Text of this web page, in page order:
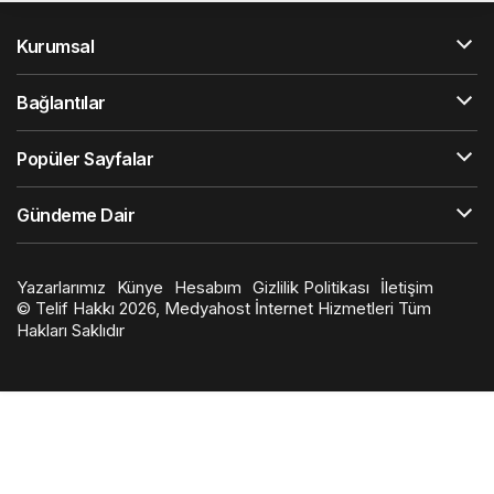
Kurumsal
Bağlantılar
Popüler Sayfalar
Gündeme Dair
Yazarlarımız Künye Hesabım Gizlilik Politikası
İletişim
© Telif Hakkı 2026, Medyahost İnternet Hizmetleri Tüm
Hakları Saklıdır
slot